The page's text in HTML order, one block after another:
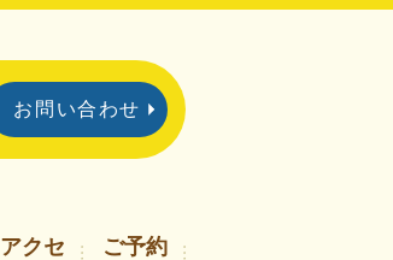
お問い合わせ
アクセ
ご予約